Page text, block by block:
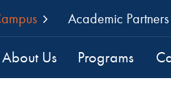
Academic Partners
About Us Programs